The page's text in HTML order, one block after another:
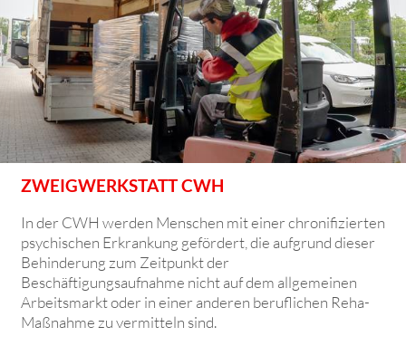
ZWEIGWERKSTATT CWH
In der CWH werden Menschen mit einer chronifizierten
psychischen Erkrankung gefördert, die aufgrund dieser
Behinderung zum Zeitpunkt der
Beschäftigungsaufnahme nicht auf dem allgemeinen
Arbeitsmarkt oder in einer anderen beruflichen Reha-
Maßnahme zu vermitteln sind.